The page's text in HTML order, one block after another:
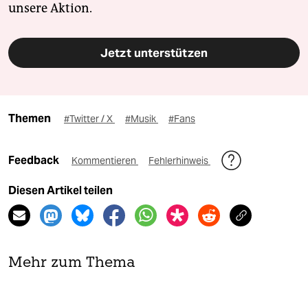
unsere Aktion.
Jetzt unterstützen
Themen #Twitter / X #Musik #Fans
Feedback Kommentieren Fehlerhinweis
Diesen Artikel teilen
Mehr zum Thema